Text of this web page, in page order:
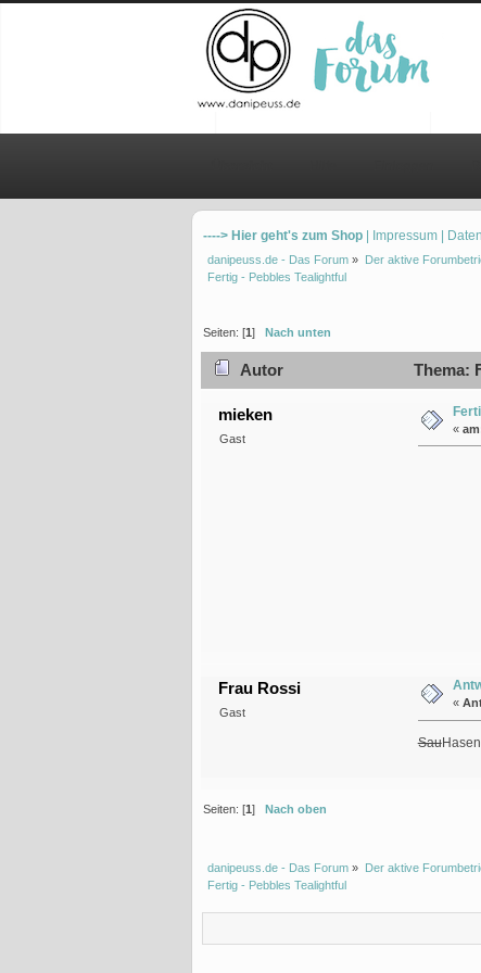
----> Hier geht's zum Shop | Impressum |
danipeuss.de - Das Forum » Der aktive
Fertig - Pebbles Tealightful
Seiten: [1] Nach unten
Autor Thema:
mieken
Gast
«
Frau Rossi
Gast
«
Sau
Seiten: [1]
Nach oben
danipeuss.de - Das Forum » Der aktive
Fertig - Pebbles Tealightful